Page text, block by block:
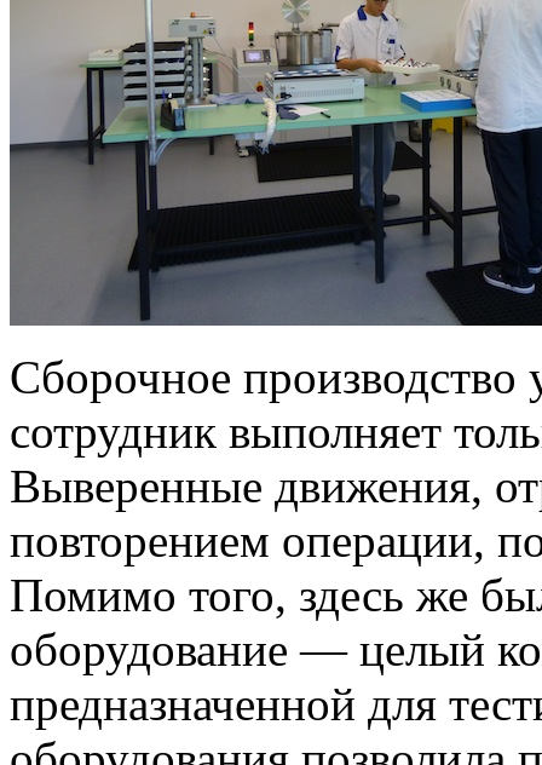
Сборочное производство
сотрудник выполняет
Выверенные движения,
повторением операции,
Помимо того, здесь же
оборудование — целый
предназначенной для